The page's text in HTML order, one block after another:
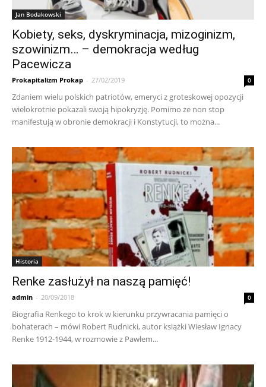
Jan Bodakowski
Kobiety, seks, dyskryminacja, mizoginizm,
szowinizm… – demokracja według
Pacewicza
Prokapitalizm Prokap - 27/02/2019 0
Zdaniem wielu polskich patriotów, emeryci z groteskowej opozycji
wielokrotnie pokazali swoją hipokryzję. Pomimo że non stop
manifestują w obronie demokracji i Konstytucji, to można...
Historia
Renke zasłużył na naszą pamięć!
admin - 20/09/2018 0
Biografia Renkego to krok w kierunku przywracania pamięci o
bohaterach – mówi Robert Rudnicki, autor książki Wiesław Ignacy
Renke 1912-1944, w rozmowie z Pawłem...